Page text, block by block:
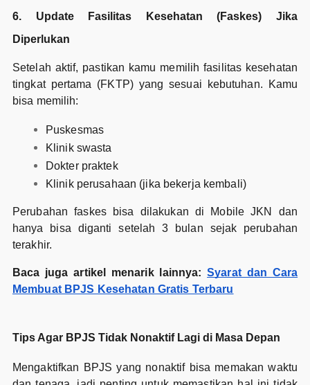
6. Update Fasilitas Kesehatan (Faskes) Jika
Diperlukan
Setelah aktif, pastikan kamu memilih fasilitas kesehatan
tingkat pertama (FKTP) yang sesuai kebutuhan. Kamu
bisa memilih:
Puskesmas
Klinik swasta
Dokter praktek
Klinik perusahaan (jika bekerja kembali)
Perubahan faskes bisa dilakukan di Mobile JKN dan
hanya bisa diganti setelah 3 bulan sejak perubahan
terakhir.
Baca juga artikel menarik lainnya:Syarat dan Cara
Membuat BPJS Kesehatan Gratis Terbaru
Tips Agar BPJS Tidak Nonaktif Lagi di Masa Depan
Mengaktifkan BPJS yang nonaktif bisa memakan waktu